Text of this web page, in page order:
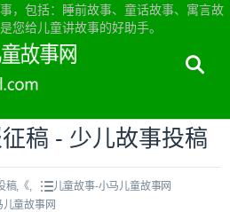
，包括：睡前故事、童话故事、寓言故
您给儿童讲故事的好助手。
页>儿童故事
稿 - 少儿故事投稿
稿,《,
儿童故事-小马儿童故事网
儿童故事网